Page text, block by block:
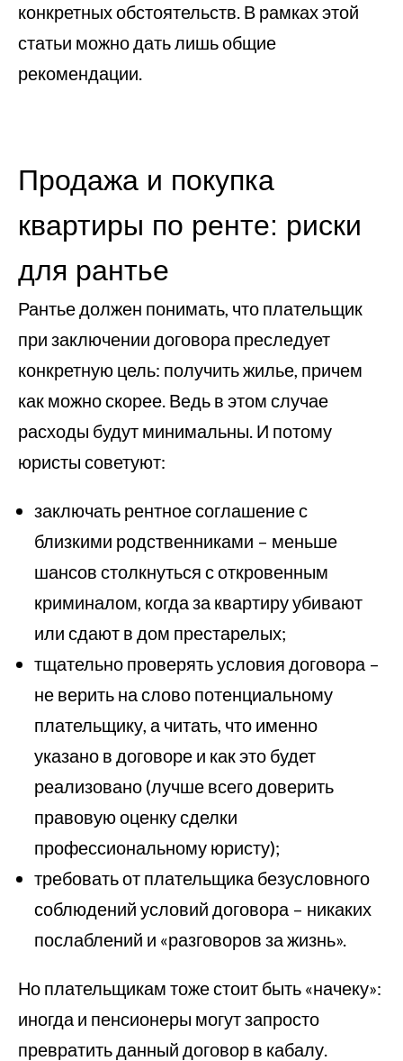
конкретных обстоятельств. В рамках этой
статьи можно дать лишь общие
рекомендации.
Продажа и покупка
квартиры по ренте: риски
для рантье
Рантье должен понимать, что плательщик
при заключении договора преследует
конкретную цель: получить жилье, причем
как можно скорее. Ведь в этом случае
расходы будут минимальны. И потому
юристы советуют:
заключать рентное соглашение с
близкими родственниками – меньше
шансов столкнуться с откровенным
криминалом, когда за квартиру убивают
или сдают в дом престарелых;
тщательно проверять условия договора –
не верить на слово потенциальному
плательщику, а читать, что именно
указано в договоре и как это будет
реализовано (лучше всего доверить
правовую оценку сделки
профессиональному юристу);
требовать от плательщика безусловного
соблюдений условий договора – никаких
послаблений и «разговоров за жизнь».
Но плательщикам тоже стоит быть «начеку»:
иногда и пенсионеры могут запросто
превратить данный договор в кабалу.